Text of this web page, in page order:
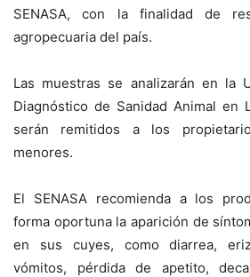
SENASA, con la finalidad de
agropecuaria del país.
Las muestras se analizarán en la
Diagnóstico de Sanidad Animal en
serán remitidos a los
menores.
El SENASA recomienda a los
forma oportuna la aparición de
en sus cuyes, como diarrea,
vómitos, pérdida de apetito,